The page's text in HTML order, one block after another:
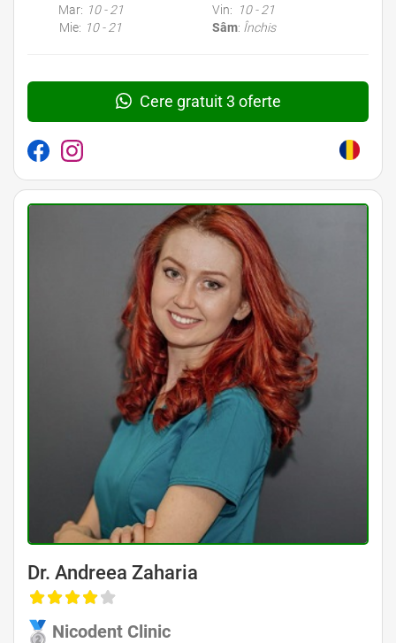
Mar: 10 - 21
Mie: 10 - 21
Vin:
10 - 21
Sâm: Închis
Cere gratuit 3 oferte
Dr. Andreea Zaharia
Nicodent Clinic